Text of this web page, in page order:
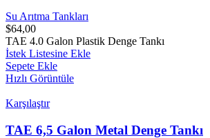
Su Arıtma Tankları
$64,00
TAE 4.0 Galon Plastik Denge Tankı
İstek Listesine Ekle
Sepete Ekle
Hızlı Görüntüle
Karşılaştır
TAE 6,5 Galon Metal Denge Tankı